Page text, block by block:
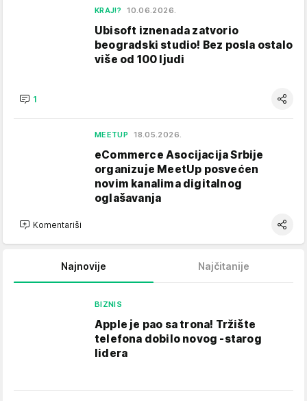
KRAJ!? 10.06.2026.
Ubisoft iznenada zatvorio
beogradski studio! Bez posla ostalo
više od 100 ljudi
1
MEETUP 18.05.2026.
eCommerce Asocijacija Srbije
organizuje MeetUp posvećen
novim kanalima digitalnog
oglašavanja
Komentariši
Najnovije Najčitanije
BIZNIS
Apple je pao sa trona! Tržište
telefona dobilo novog -starog
lidera